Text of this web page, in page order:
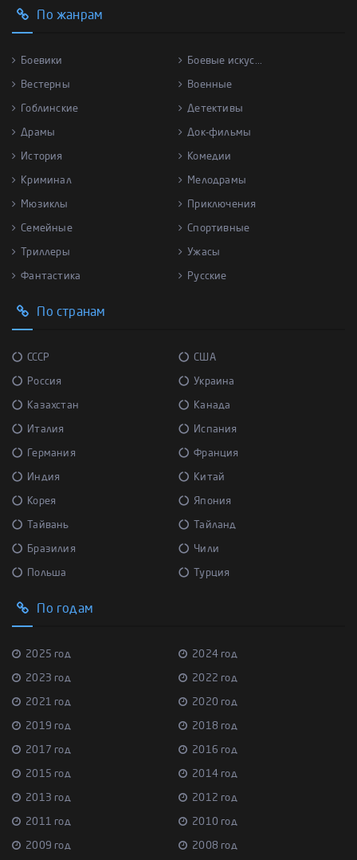
По жанрам
Боевики Боевые искус...
Вестерны Военные
Гоблинские Детективы
Драмы Док-фильмы
История Комедии
Криминал Мелодрамы
Мюзиклы Приключения
Семейные Спортивные
Триллеры Ужасы
Фантастика Русские
По странам
СССР США
Россия Украина
Казахстан Канада
Италия Испания
Германия Франция
Индия Китай
Корея Япония
Тайвань Тайланд
Бразилия Чили
Польша Турция
По годам
2025 год 2024 год
2023 год 2022 год
2021 год 2020 год
2019 год 2018 год
2017 год 2016 год
2015 год 2014 год
2013 год 2012 год
2011 год 2010 год
2009 год 2008 год